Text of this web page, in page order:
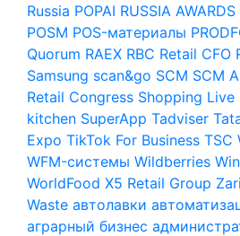
Russia POPAI RUSSIA AWARDS
POSM POS-материалы
Quorum RAEX RBC Retail CFO
Samsung scan&go SCM SCM
Retail Congress Shopping Live
kitchen SuperApp Tadviser
Expo TikTok For Business TSC
WFM-системы Wildberries
WorldFood X5 Retail Group
Waste автолавки
аграрный бизнес